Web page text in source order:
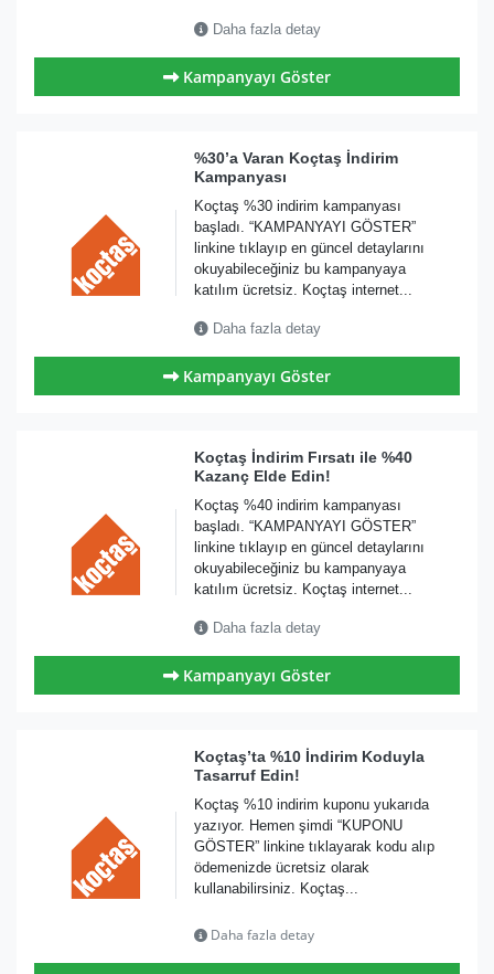
Daha fazla detay
Kampanyayı Göster
%30’a Varan Koçtaş İndirim
Kampanyası
Koçtaş %30 indirim kampanyası
başladı. “KAMPANYAYI GÖSTER”
linkine tıklayıp en güncel detaylarını
okuyabileceğiniz bu kampanyaya
katılım ücretsiz. Koçtaş internet...
Daha fazla detay
Kampanyayı Göster
Koçtaş İndirim Fırsatı ile %40
Kazanç Elde Edin!
Koçtaş %40 indirim kampanyası
başladı. “KAMPANYAYI GÖSTER”
linkine tıklayıp en güncel detaylarını
okuyabileceğiniz bu kampanyaya
katılım ücretsiz. Koçtaş internet...
Daha fazla detay
Kampanyayı Göster
Koçtaş’ta %10 İndirim Koduyla
Tasarruf Edin!
Koçtaş %10 indirim kuponu yukarıda
yazıyor. Hemen şimdi “KUPONU
GÖSTER” linkine tıklayarak kodu alıp
ödemenizde ücretsiz olarak
kullanabilirsiniz. Koçtaş...
Daha fazla detay